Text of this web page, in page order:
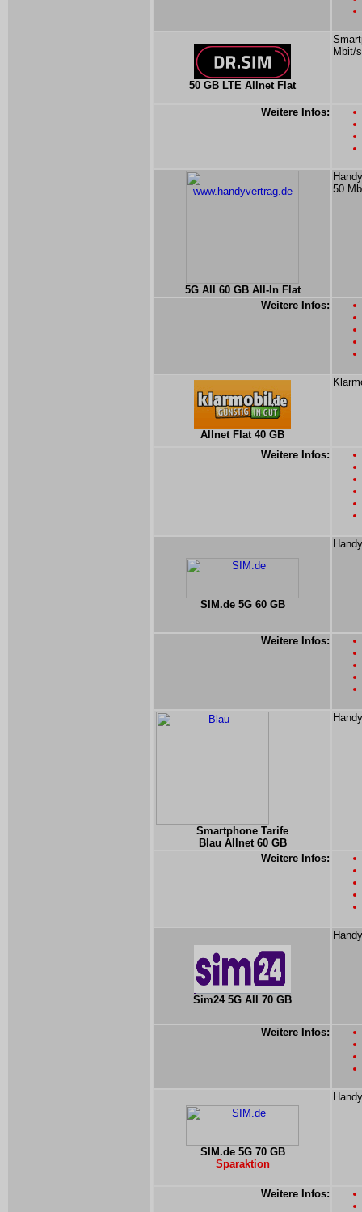
50 GB LTE Allnet Flat
Mbit/s
Weitere Infos:
5G All 60 GB All-In Flat
50
Weitere Infos:
Allnet Flat 40 GB
Weitere Infos:
SIM.de 5G 60 GB
Weitere Infos:
Smartphone Tarife
Blau Allnet 60 GB
Weitere Infos:
Sim24 5G All 70 GB
Weitere Infos:
SIM.de 5G 70 GB
Sparaktion
Weitere Infos: